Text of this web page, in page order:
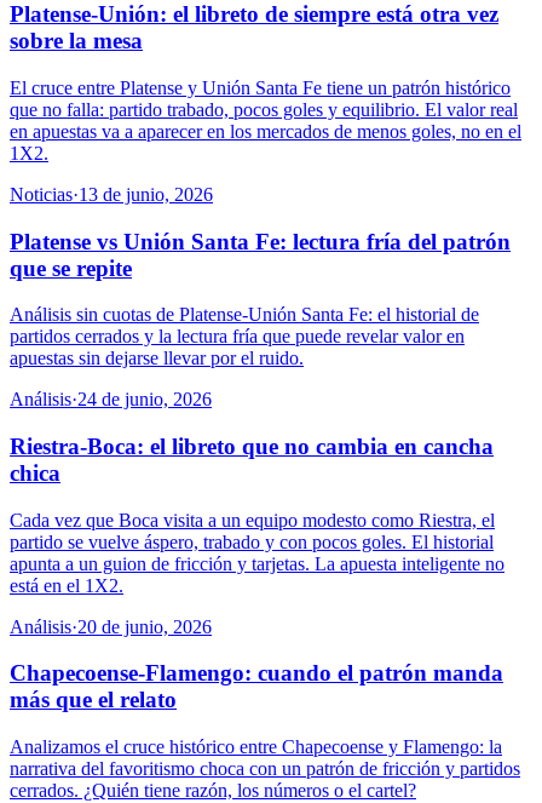
Platense-Unión: el libreto de siempre está otra vez
sobre la mesa
El cruce entre Platense y Unión Santa Fe tiene un patrón histórico
que no falla: partido trabado, pocos goles y equilibrio. El valor real
en apuestas va a aparecer en los mercados de menos goles, no en el
1X2.
Noticias·13 de junio, 2026
Platense vs Unión Santa Fe: lectura fría del patrón
que se repite
Análisis sin cuotas de Platense-Unión Santa Fe: el historial de
partidos cerrados y la lectura fría que puede revelar valor en
apuestas sin dejarse llevar por el ruido.
Análisis·24 de junio, 2026
Riestra-Boca: el libreto que no cambia en cancha
chica
Cada vez que Boca visita a un equipo modesto como Riestra, el
partido se vuelve áspero, trabado y con pocos goles. El historial
apunta a un guion de fricción y tarjetas. La apuesta inteligente no
está en el 1X2.
Análisis·20 de junio, 2026
Chapecoense-Flamengo: cuando el patrón manda
más que el relato
Analizamos el cruce histórico entre Chapecoense y Flamengo: la
narrativa del favoritismo choca con un patrón de fricción y partidos
cerrados. ¿Quién tiene razón, los números o el cartel?